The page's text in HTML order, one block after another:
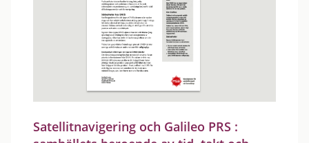
Satellitnavigering och Galileo PRS :